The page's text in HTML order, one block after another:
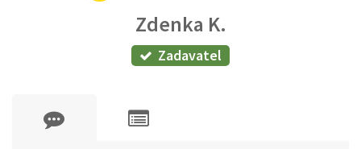
Zdenka K.
Zadavatel